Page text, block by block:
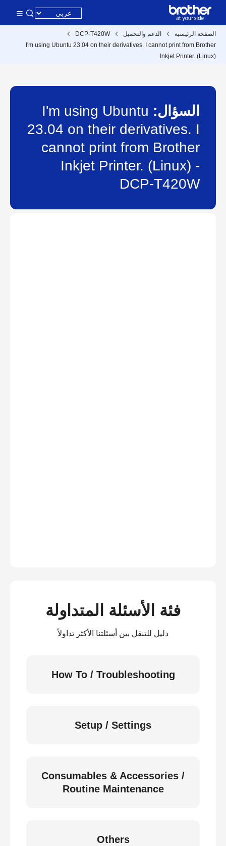
الصفحة الرئيسية الدعم والتحميل
DCP-T420W
I'm using Ubuntu 23.04 on their derivatives. I cannot print from Brother
Inkjet Printer. (Linux)
السؤال:
I'm using Ubuntu
23.04 on their derivatives. I
cannot print from Brother
Inkjet Printer. (Linux) -
DCP-T420W
فئة الأسئلة المتداولة
دليل للتنقل بين أسئلتنا الأكثر تداولاً
How To / Troubleshooting
Setup / Settings
Consumables & Accessories /
Routine Maintenance
Others